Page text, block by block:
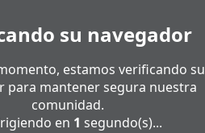
su navegador
estamos verificando su
para mantener segura nuestra
comunidad.
en 1 segundo(s)...